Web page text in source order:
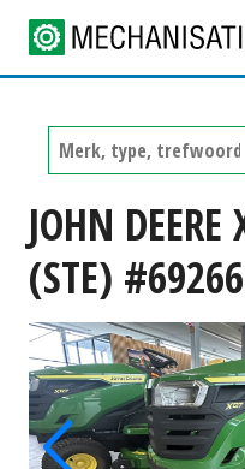
JOHN
(STE)